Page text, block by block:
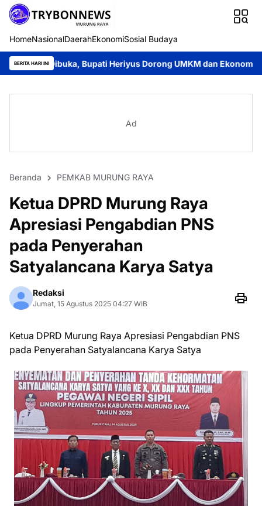
HomeNasionalDaerahEkonomiSosial Budaya
BERITA HARI INI
Bupati Heriyus Dorong UMKM dan Ekonomi Lokal Jayadie
Ad
Beranda PEMKAB MURUNG RAYA
Ketua DPRD Murung Raya
Apresiasi Pengabdian PNS
pada Penyerahan
Satyalancana Karya Satya
Redaksi
Jumat, 15 Agustus 2025 04:27 WIB
Ketua DPRD Murung Raya Apresiasi Pengabdian PNS
pada Penyerahan Satyalancana Karya Satya